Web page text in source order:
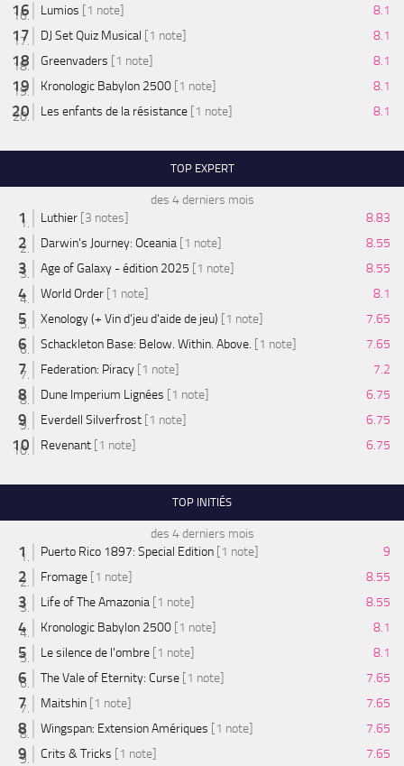
Lumios [1 note]
8.1
DJ Set Quiz Musical [1 note]
8.1
Greenvaders [1 note]
8.1
Kronologic Babylon 2500 [1 note]
8.1
Les enfants de la résistance [1 note] 8.1
TOP EXPERT
des 4 derniers mois
Luthier [3 notes]
8.83
Darwin's Journey: Oceania [1 note]
8.55
Age of Galaxy - édition 2025 [1 note]
8.55
World Order [1 note]
8.1
Xenology (+ Vin d'jeu d'aide de jeu) [1 note]
7.65
Schackleton Base: Below. Within. Above. [1 note]
7.65
Federation: Piracy [1 note]
7.2
Dune Imperium Lignées [1 note]
6.75
Everdell Silverfrost [1 note]
6.75
Revenant [1 note] 6.75
TOP INITIÉS
des 4 derniers mois
Puerto Rico 1897: Special Edition [1 note]
9
Fromage [1 note]
8.55
Life of The Amazonia [1 note]
8.55
Kronologic Babylon 2500 [1 note]
8.1
Le silence de l'ombre [1 note]
8.1
The Vale of Eternity: Curse [1 note]
7.65
Maitshin [1 note]
7.65
Wingspan: Extension Amériques [1 note]
7.65
Crits & Tricks [1 note]
7.65